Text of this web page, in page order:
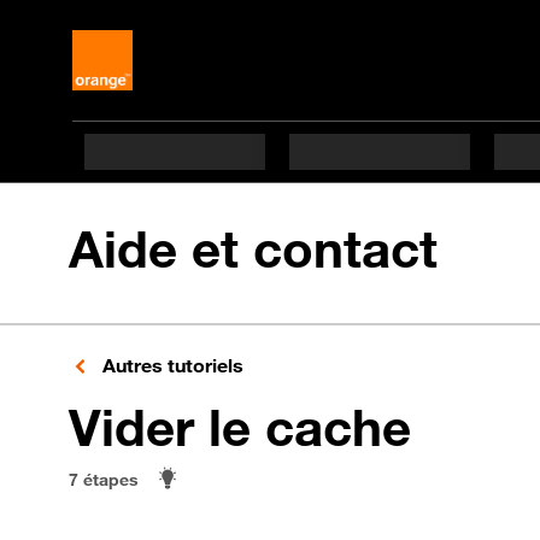
Aide et contact
Autres tutoriels
Vider le cache
7 étapes